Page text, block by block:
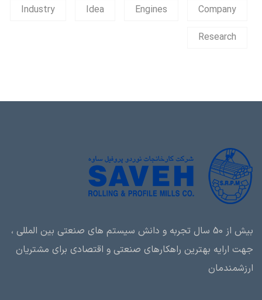
Company
Engines
Idea
Industry
Research
بیش از 50 سال تجربه و دانش سیستم های صنعتی بین المللی ،
جهت ارایه بهترین راهکارهای صنعتی و اقتصادی برای مشتریان
ارزشمندمان